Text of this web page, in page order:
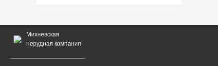
Михневская
нерудная компания